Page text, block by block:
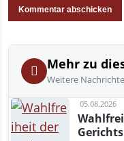
Mehr zu
Weitere
05.08.2026